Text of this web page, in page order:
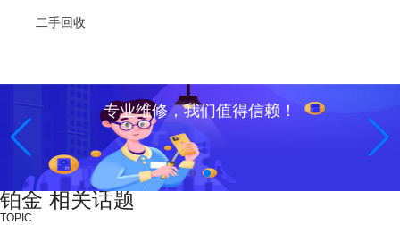
二手回收
专业维修，我们值得信赖！
铂金 相关话题
TOPIC